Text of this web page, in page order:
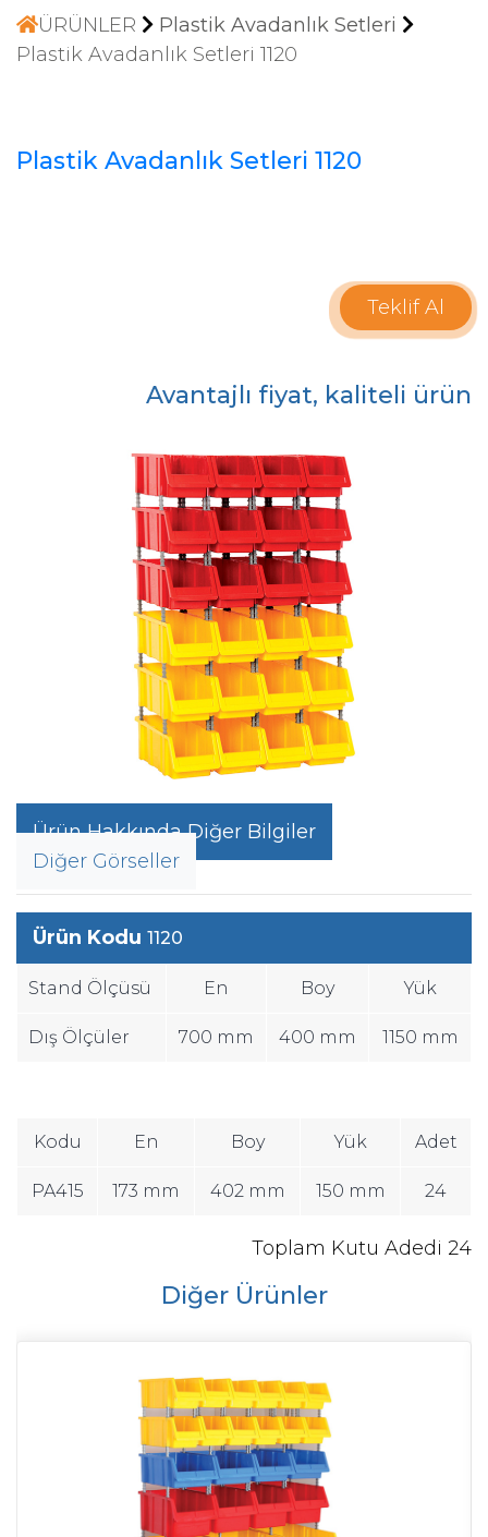
ÜRÜNLER
Plastik Avadanlık Setleri
Plastik Avadanlık Setleri 1120
Plastik Avadanlık Setleri 1120
Teklif Al
Avantajlı fiyat, kaliteli ürün
Ürün Hakkında Diğer Bilgiler
Diğer Görseller
Ürün Kodu 1120
Stand Ölçüsü En Boy Yük
Dış Ölçüler 700 mm 400 mm 1150 mm
Kodu En Boy Yük Adet
PA415 173 mm 402 mm 150 mm 24
Toplam Kutu Adedi 24
Diğer Ürünler